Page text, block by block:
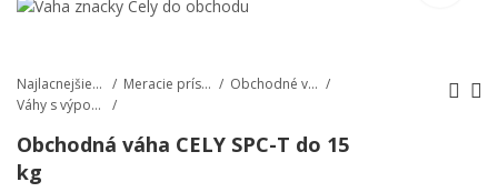
Najlacnejšiemeradlá.sk Meracie prístroje
Obchodné váhy
Váhy s výpočtom ceny
Obchodná váha CELY SPC-T do 15
kg